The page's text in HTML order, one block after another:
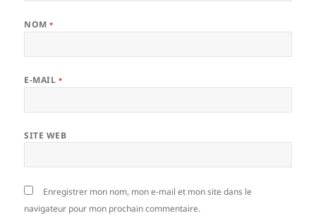
NOM*
E-MAIL *
SITE WEB
Enregistrer mon nom, mon e-mail et mon site dans le
navigateur pour mon prochain commentaire.